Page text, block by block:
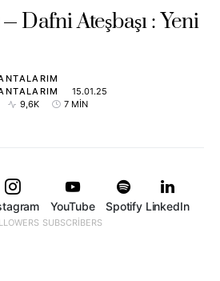
Dafni Ateşbaşı : Yeni
15.01.25
9,6K 7 MIN
YouTube
SUBSCRIBERS
Spotify LinkedIn